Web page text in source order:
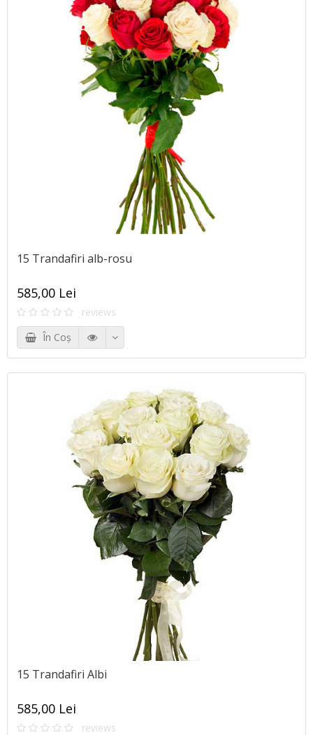
15 Trandafiri alb-rosu
585,00 Lei
reviews
În Coş
15 Trandafiri Albi
585,00 Lei
reviews